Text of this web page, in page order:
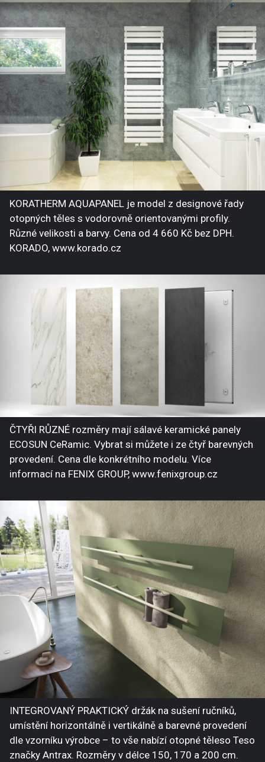
KORATHERM AQUAPANEL je model z designové řady
otopných těles s vodorovně orientovanými profily.
Různé velikosti a barvy. Cena od 4 660 Kč bez DPH.
KORADO, www.korado.cz
ČTYŘI RŮZNÉ rozměry mají sálavé keramické panely
ECOSUN CeRamic. Vybrat si můžete i ze čtyř barevných
provedení. Cena dle konkrétního modelu. Více
informací na FENIX GROUP, www.fenixgroup.cz
INTEGROVANÝ PRAKTICKÝ držák na sušení ručníků,
umístění horizontálně i vertikálně a barevné provedení
dle vzorníku výrobce – to vše nabízí otopné těleso Teso
značky Antrax. Rozměry v délce 150, 170 a 200 cm.